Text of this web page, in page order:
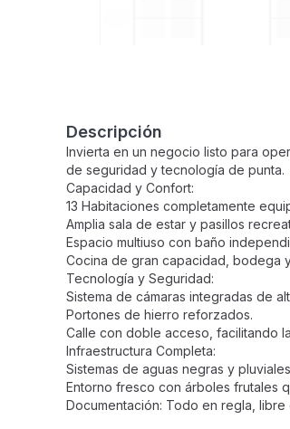
Descripción
Invierta en un negocio listo para
de seguridad y tecnología de punta.
Capacidad y Confort:
13 Habitaciones completamente
Amplia sala de estar y pasillos
Espacio multiuso con baño
Cocina de gran capacidad, bodega
Tecnología y Seguridad:
Sistema de cámaras integradas de
Portones de hierro reforzados.
Calle con doble acceso, facilitando
Infraestructura Completa:
Sistemas de aguas negras y
Entorno fresco con árboles frutales
Documentación: Todo en regla,